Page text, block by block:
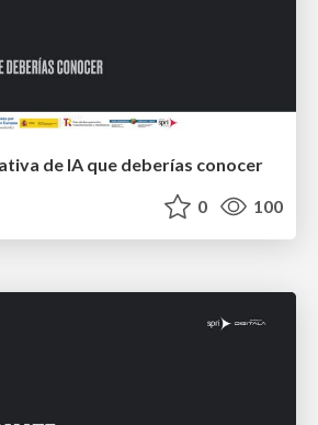
de IA que deberías conocer
0 100